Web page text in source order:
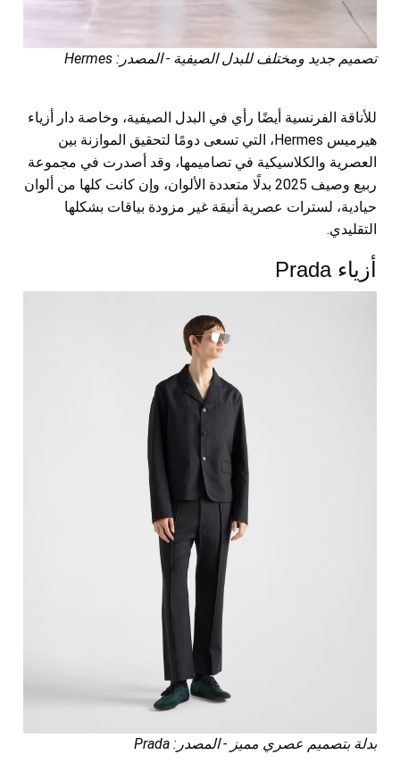
تصميم جديد ومختلف للبدل الصيفية - المصدر: Hermes
للأناقة الفرنسية أيضًا رأي في البدل الصيفية، وخاصة دار أزياء
هيرميس Hermes، التي تسعى دومًا لتحقيق الموازنة بين
العصرية والكلاسيكية في تصاميمها، وقد أصدرت في مجموعة
ربيع وصيف 2025 بدلًا متعددة الألوان، وإن كانت كلها من ألوان
حيادية، لسترات عصرية أنيقة غير مزودة بياقات بشكلها
التقليدي.
أزياء Prada
بدلة بتصميم عصري مميز - المصدر: Prada